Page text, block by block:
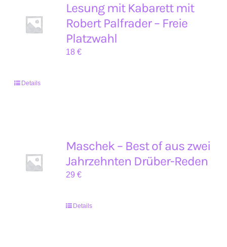
Lesung mit Kabarett mit
Robert Palfrader – Freie
Platzwahl
18€
Details
Maschek – Best of aus zwei
Jahrzehnten Drüber-Reden
29€
Details